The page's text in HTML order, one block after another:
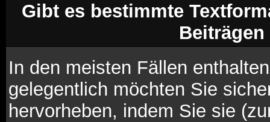
Gibt es bestimmte
In den meisten Fällen
gelegentlich möchten Sie
hervorheben, indem Sie sie